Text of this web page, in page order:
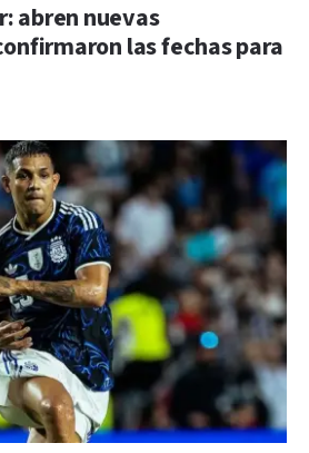
abren nuevas
las fechas para